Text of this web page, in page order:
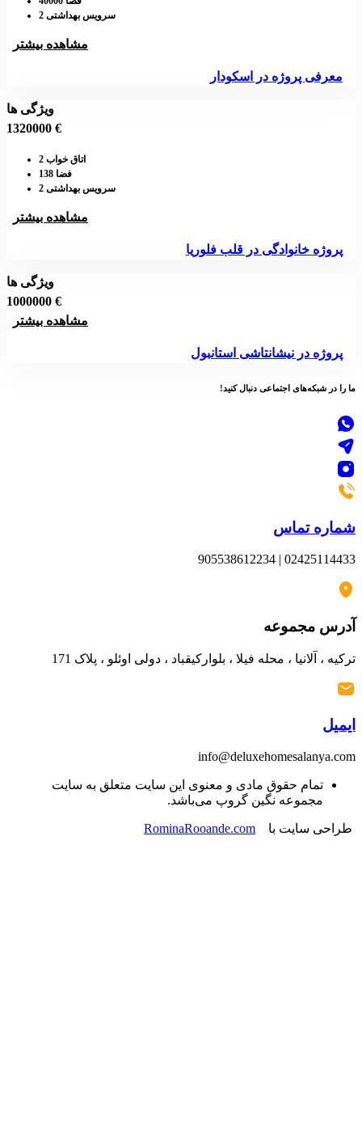
سرویس بهداشتی 2
مشاهده بیشتر
معرفی پروژه در اسکودار
ویژگی ها
1320000 €
اتاق خواب 2
فضا 138
سرویس بهداشتی 2
مشاهده بیشتر
پروژه خانوادگی در قلب فلوریا
ویژگی ها
1000000 €
مشاهده بیشتر
پروژه در نیشانتاشی استانبول
ما را در شبکه‌های اجتماعی دنبال کنید!
شماره تماس
02425114433 | 905538612234
آدرس مجموعه
ترکیه ، آلانیا ، محله فیلا ، بلوارکیقباد ، دولی اوئلو ، پلاک 171
ایمیل
info@deluxehomesalanya.com
تمام حقوق مادی و معنوی این سایت متعلق به سایت
مجموعه نگین گروپ می‌باشد.
طراحی سایت با RominaRooande.com